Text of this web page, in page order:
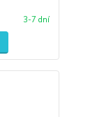
3-7 dní